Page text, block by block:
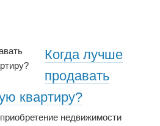
Когда лучше
продавать
квартиру?
недвижимости